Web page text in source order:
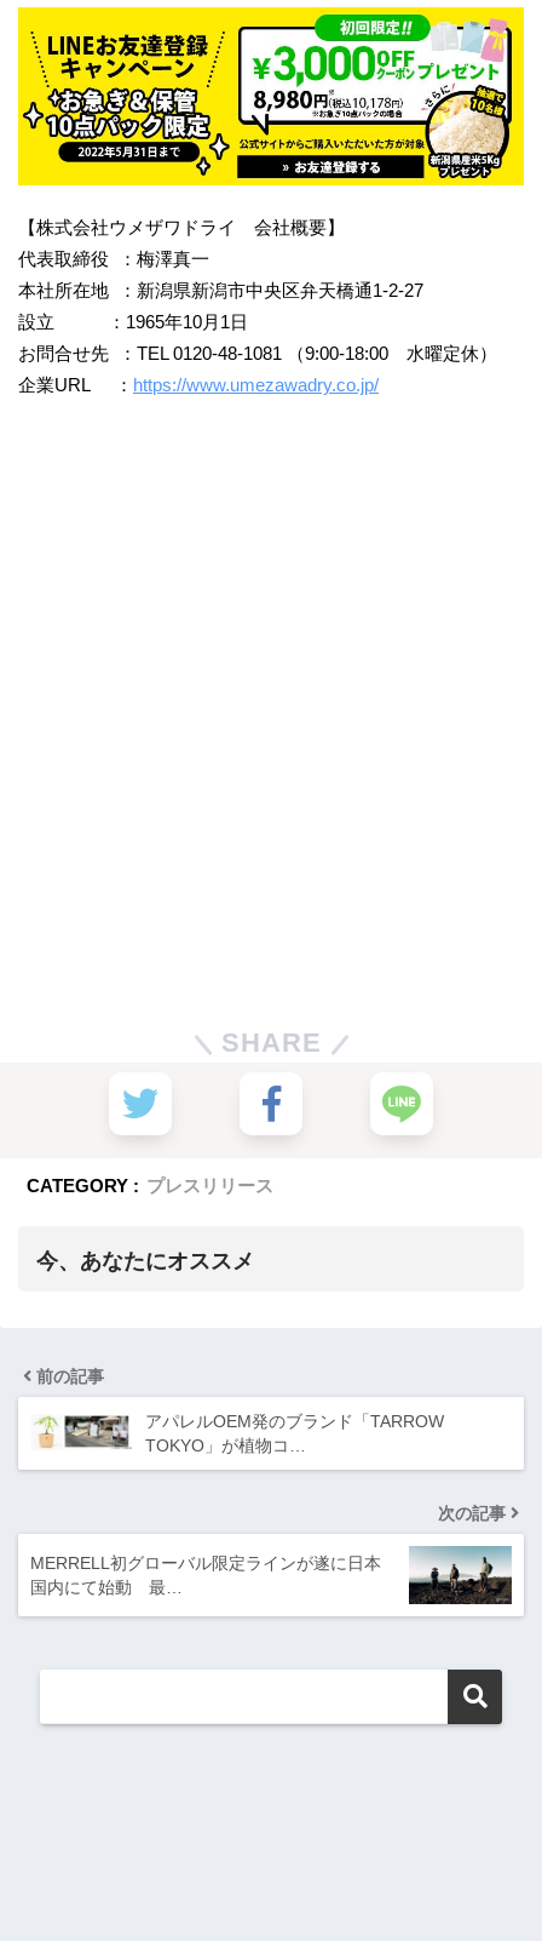
【株式会社ウメザワドライ 会社概要】
代表取締役 ：梅澤真一
本社所在地 ：新潟県新潟市中央区弁天橋通1-2-27
設立 ：1965年10月1日
お問合せ先 ：TEL 0120-48-1081 （9:00-18:00 水曜定休）
企業URL ： https://www.umezawadry.co.jp/
SHARE
CATEGORY : プレスリリース
今、あなたにオススメ
前の記事
アパレルOEM発のブランド「TARROW
TOKYO」が植物コ…
次の記事
MERRELL初グローバル限定ラインが遂に日本
国内にて始動 最…